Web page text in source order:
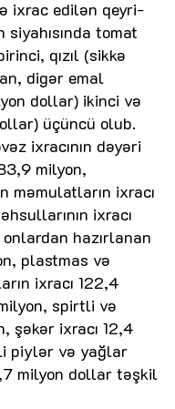
ixrac edilən qeyri-
tomat
qızıl (sikkə
digər emal
dollar) ikinci və
üçüncü olub.
ixracının dəyəri
milyon,
məmulatların ixracı
ixracı
hazırlanan
plastmas və
ixracı 122,4
spirtli və
şəkər ixracı 12,4
piylər və yağlar
milyon dollar təşkil